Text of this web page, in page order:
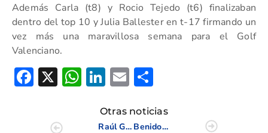
Además Carla (t8) y Rocio Tejedo (t6) finalizaban
dentro del top 10 y Julia Ballester en t-17 firmando un
vez más una maravillosa semana para el Golf
Valenciano.
Facebook
X WhatsApp
LinkedIn
Email
Otras noticias
Raúl Gómez, bronce Europeo en el Individual S16 y bronce por equipos con Martina Navarro y Lucía Valderrama
Benidorm Meliá Villaitana acoge la Andalucía Equality Golf Cup.